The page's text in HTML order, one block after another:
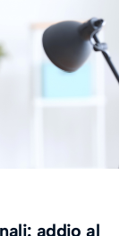
addio al